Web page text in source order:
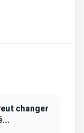
changer